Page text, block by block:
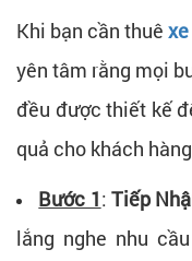
Khi bạn cần thuê
yên tâm rằng mọi
đều được thiết kế
quả cho khách
Bước 1: Tiếp
lắng nghe nhu